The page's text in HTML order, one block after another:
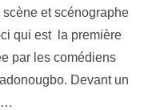
et scénographe
qui est la première
par les comédiens
Devant un
…